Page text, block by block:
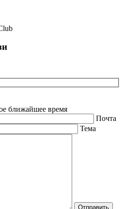
ближайшее время
Почта
Тема